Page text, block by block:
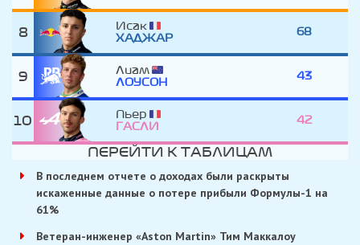
8
Исак
ХАДЖАР
68
9
Лиам
ЛОУСОН
43
10
Пьер
ГАСЛИ
42
ПЕРЕЙТИ К ТАБЛИЦАМ
В последнем отчете о доходах были раскрыты
искаженные данные о потере прибыли Формулы-1 на
61%
Ветеран-инженер «Aston Martin» Тим Маккалоу